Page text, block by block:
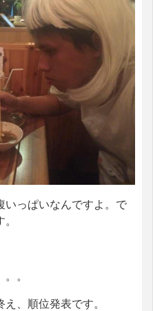
いっぱいなんですよ。で
。
、順位発表です。